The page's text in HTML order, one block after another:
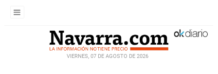
VIERNES, 07 DE AGOSTO DE 2026